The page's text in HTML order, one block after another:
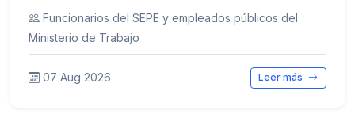
Funcionarios del SEPE y empleados públicos del
Ministerio de Trabajo
07 Aug 2026 Leer más